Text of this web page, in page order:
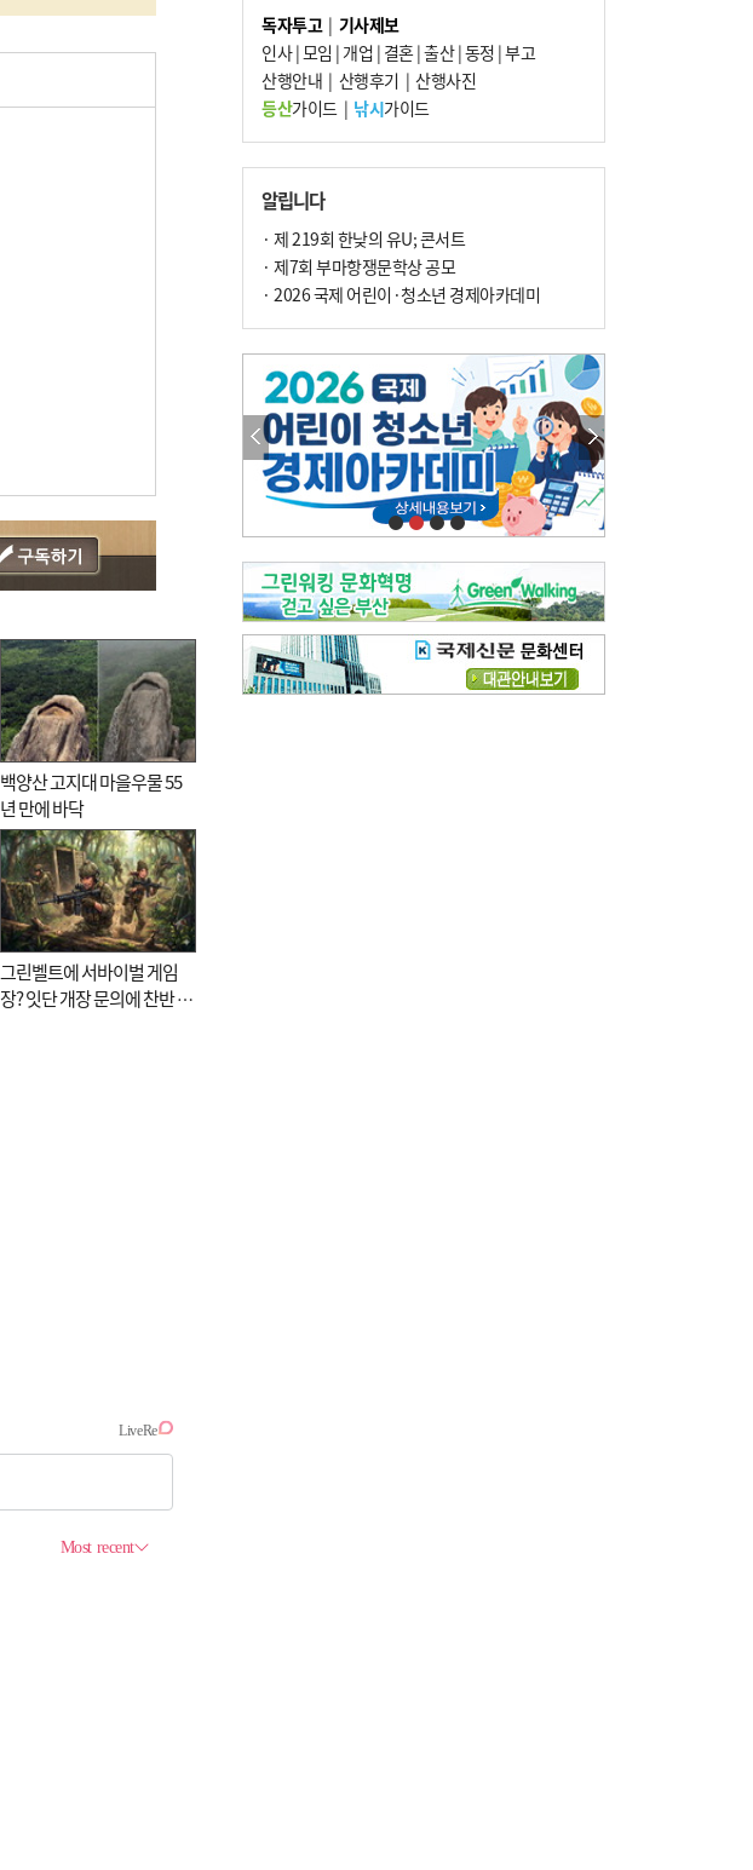
백양산 고지대 마을우물 55
년 만에 바닥
그린벨트에 서바이벌 게임
장? 잇단 개장 문의에 찬반 논
8
피란마을 67년 역사인데…전교생 24명 아
미초 통폐합 기로
9
외국인 선원 ‘인신매매 경유지’ 된 부산…
우려가 현실로
10 교육혁신선도지 공모 코앞인데…구·군 난
색에 교육청 ‘쩔쩔’
독자투고| 기사제보
인사|모임 | 개업 | 결혼|출산|동정 |부고
산행안내 | 산행후기 | 산행사진
등산가이드| 낚시가이드
알립니다
· 제 219회 한낮의 유U; 콘서트
· 제7회 부마항쟁문학상 공모
· 2026 국제 어린이·청소년 경제아카데미